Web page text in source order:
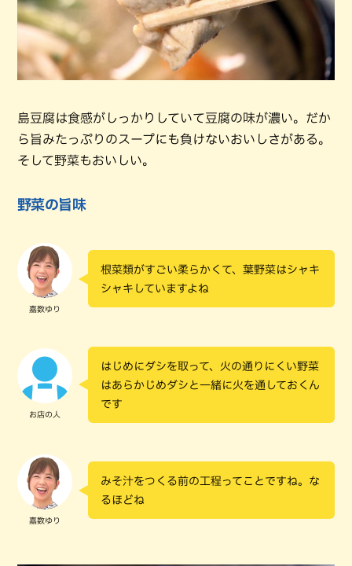
島豆腐は食感がしっかりしていて豆腐の味が濃い。だか
ら旨みたっぷりのスープにも負けないおいしさがある。
そして野菜もおいしい。
野菜の旨味
嘉数ゆり
根菜類がすごい柔らかくて、葉野菜はシャキ
シャキしていますよね
お店の人
はじめにダシを取って、火の通りにくい野菜
はあらかじめダシと一緒に火を通しておくん
です
嘉数ゆり
みそ汁をつくる前の工程ってことですね。な
るほどね